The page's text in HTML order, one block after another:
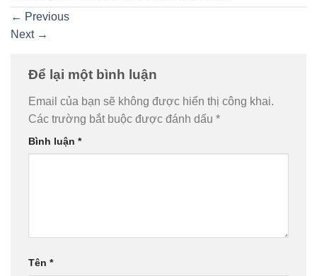
← Previous
Next →
Để lại một bình luận
Email của bạn sẽ không được hiển thị công khai.
Các trường bắt buộc được đánh dấu *
Bình luận *
Tên *